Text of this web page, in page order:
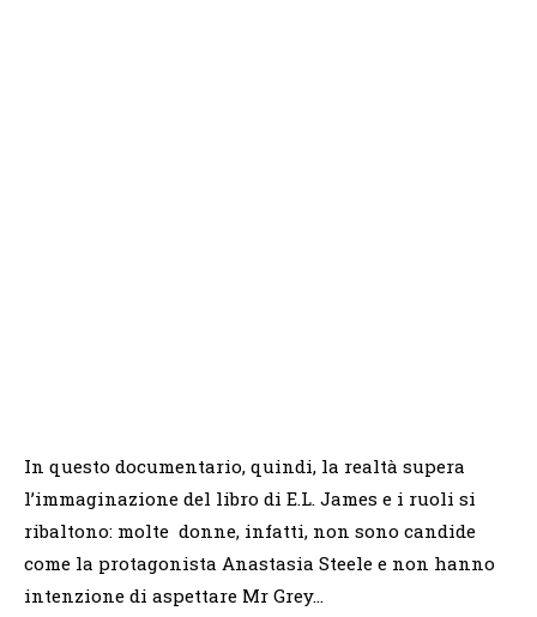
In questo documentario, quindi, la realtà supera
l’immaginazione del libro di E.L. James e i ruoli si
ribaltono: molte donne, infatti, non sono candide
come la protagonista Anastasia Steele e non hanno
intenzione di aspettare Mr Grey…